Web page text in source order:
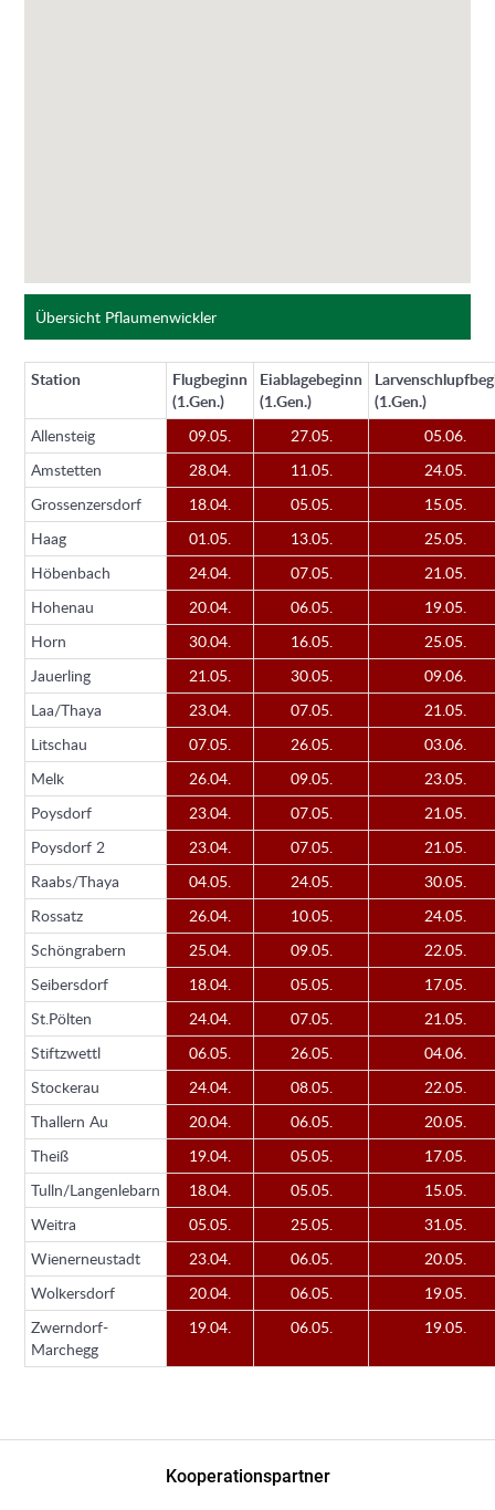
Übersicht Pflaumenwickler
Station
Flugbeginn
(1.Gen.)
Eiablagebeginn
(1.Gen.)
(1.Gen.)
Allensteig
09.05. 27.05.
05.06.
Amstetten
28.04. 11.05.
24.05.
Grossenzersdorf
18.04. 05.05.
15.05.
Haag
01.05. 13.05.
25.05.
Höbenbach
24.04. 07.05.
21.05.
Hohenau
20.04. 06.05.
19.05.
Horn
30.04. 16.05.
25.05.
Jauerling
21.05. 30.05.
09.06.
Laa/Thaya
23.04. 07.05.
21.05.
Litschau
07.05. 26.05.
03.06.
Melk
26.04. 09.05.
23.05.
Poysdorf
23.04. 07.05.
21.05.
Poysdorf 2
23.04. 07.05.
21.05.
Raabs/Thaya
04.05. 24.05.
30.05.
Rossatz
26.04. 10.05.
24.05.
Schöngrabern
25.04. 09.05.
22.05.
Seibersdorf
18.04. 05.05.
17.05.
St.Pölten
24.04. 07.05.
21.05.
Stiftzwettl
06.05. 26.05.
04.06.
Stockerau
24.04. 08.05.
22.05.
Thallern Au
20.04. 06.05.
20.05.
Theiß
19.04. 05.05.
17.05.
Tulln/Langenlebarn
18.04. 05.05.
15.05.
Weitra
05.05. 25.05.
31.05.
Wienerneustadt
23.04. 06.05.
20.05.
Wolkersdorf
20.04. 06.05.
19.05.
Zwerndorf-
Marchegg
19.04. 06.05. 19.05.
Kooperationspartner